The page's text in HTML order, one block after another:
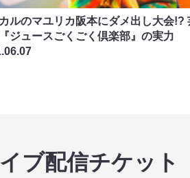
ルのマユリカ阪本にダメ出し大会!?
ジュースごくごく倶楽部』の実力
ブ配信チケット